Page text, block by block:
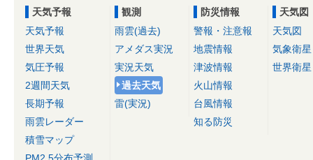
天気予報
天気予報
世界天気
気圧予報
2週間天気
長期予報
雨雲レーダー
積雪マップ
PM2.5分布予測
観測
雨雲(過去)
アメダス実況
実況天気
過去天気
雷(実況)
防災情報
警報・注意報
地震情報
津波情報
火山情報
台風情報
知る防災
天気図
天気図
気象衛星
世界衛星